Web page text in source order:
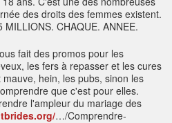
des droits des femmes existent.
CHAQUE. ANNEE.
fait des promos pour les
les fers à repasser et les cures
hein, les pubs, sinon les
que c'est pour elles.
l'ampleur du mariage des
…/Comprendre-